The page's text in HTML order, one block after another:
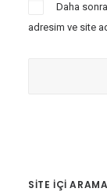
Daha
adresim ve site
SITE IÇI ARAMA